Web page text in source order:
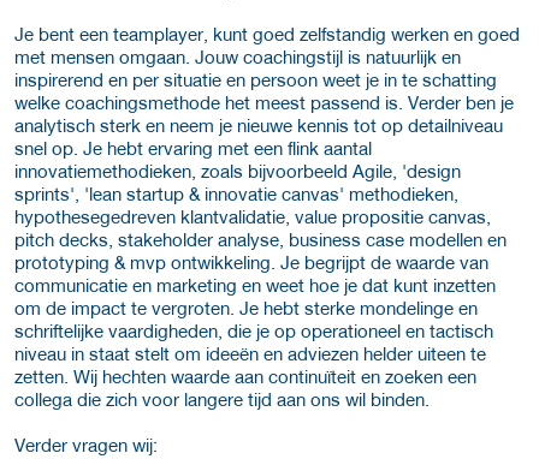
Je bent een teamplayer, kunt goed zelfstandig werken en goed
met mensen omgaan. Jouw coachingstijl is natuurlijk en
inspirerend en per situatie en persoon weet je in te schatting
welke coachingsmethode het meest passend is. Verder ben je
analytisch sterk en neem je nieuwe kennis tot op detailniveau
snel op. Je hebt ervaring met een flink aantal
innovatiemethodieken, zoals bijvoorbeeld Agile, 'design
sprints', 'lean startup & innovatie canvas' methodieken,
hypothesegedreven klantvalidatie, value propositie canvas,
pitch decks, stakeholder analyse, business case modellen en
prototyping & mvp ontwikkeling. Je begrijpt de waarde van
communicatie en marketing en weet hoe je dat kunt inzetten
om de impact te vergroten. Je hebt sterke mondelinge en
schriftelijke vaardigheden, die je op operationeel en tactisch
niveau in staat stelt om ideeën en adviezen helder uiteen te
zetten. Wij hechten waarde aan continuïteit en zoeken een
collega die zich voor langere tijd aan ons wil binden.
Verder vragen wij: